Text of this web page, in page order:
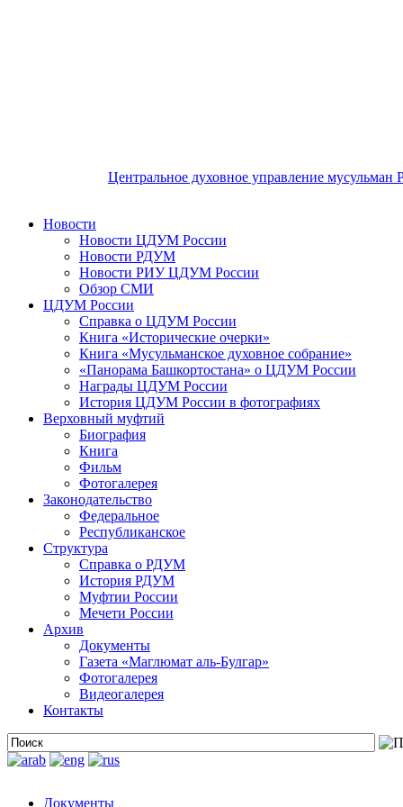
Центральное духовное управление мусульман
Новости
Новости ЦДУМ России
Новости РДУМ
Новости РИУ ЦДУМ России
Обзор СМИ
ЦДУМ России
Справка о ЦДУМ России
Книга «Исторические очерки»
Книга «Мусульманское духовное собрание»
«Панорама Башкортостана» о ЦДУМ России
Награды ЦДУМ России
История ЦДУМ России в фотографиях
Верховный муфтий
Биография
Книга
Фильм
Фотогалерея
Законодательство
Федеральное
Республиканское
Структура
Справка о РДУМ
История РДУМ
Муфтии России
Мечети России
Архив
Документы
Газета «Маглюмат аль-Булгар»
Фотогалерея
Видеогалерея
Контакты
Документы